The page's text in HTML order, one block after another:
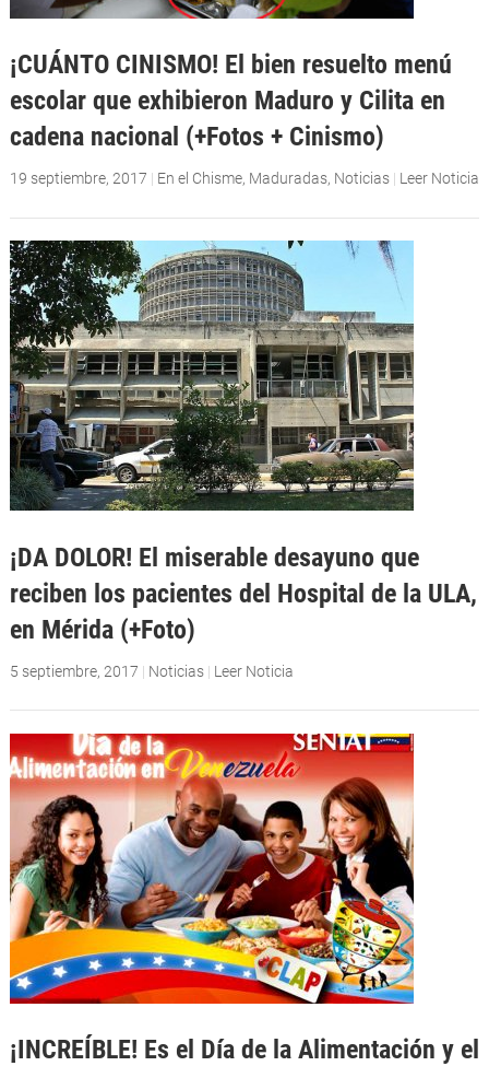
¡CUÁNTO CINISMO! El bien resuelto menú
escolar que exhibieron Maduro y Cilita en
cadena nacional (+Fotos + Cinismo)
19 septiembre, 2017 | En el Chisme, Maduradas, Noticias | Leer Noticia
¡DA DOLOR! El miserable desayuno que
reciben los pacientes del Hospital de la ULA,
en Mérida (+Foto)
5 septiembre, 2017 | Noticias | Leer Noticia
¡INCREÍBLE! Es el Día de la Alimentación y el